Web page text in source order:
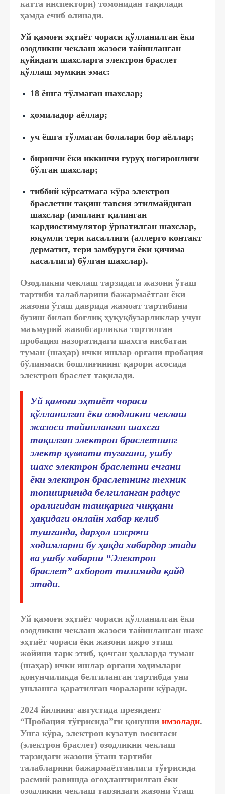
катта инспектори) томонидан тақилади
ҳамда ечиб олинади.
Уй қамоғи эҳтиёт чораси қўлланилган ёки
озодликни чеклаш жазоси тайинланган
қуйидаги шахсларга электрон браслет
қўллаш мумкин эмас:
18 ёшга тўлмаган шахслар;
ҳомиладор аёллар;
уч ёшга тўлмаган болалари бор аёллар;
биринчи ёки иккинчи гуруҳ ногиронлиги
бўлган шахслар;
тиббий кўрсатмага кўра электрон
браслетни тақиш тавсия этилмайдиган
шахслар (имплант қилинган
кардиостимулятор ўрнатилган шахслар,
юқумли тери касаллиги (аллерго контакт
дерматит, тери замбуруғи ёки қичима
касаллиги) бўлган шахслар).
Озодликни чеклаш тарзидаги жазони ўташ
тартиби талабларини бажармаётган ёки
жазони ўташ даврида жамоат тартибини
бузиш билан боғлиқ ҳуқуқбузарликлар учун
маъмурий жавобгарликка тортилган
пробация назоратидаги шахсга нисбатан
туман (шаҳар) ички ишлар органи пробация
бўлинмаси бошлиғининг қарори асосида
электрон браслет тақилади.
Уй қамоғи эҳтиёт чораси
қўлланилган ёки озодликни чеклаш
жазоси тайинланган шахсга
тақилган электрон браслетнинг
электр қуввати тугагани, ушбу
шахс электрон браслетни ечгани
ёки электрон браслетнинг техник
топшириғида белгиланган радиус
оралиғидан ташқарига чиққани
ҳақидаги онлайн хабар келиб
тушганда, дарҳол ижрочи
ходимларни бу ҳақда хабардор этади
ва ушбу хабарни “Электрон
браслет” ахборот тизимида қайд
этади.
Уй қамоғи эҳтиёт чораси қўлланилган ёки
озодликни чеклаш жазоси тайинланган шахс
эҳтиёт чораси ёки жазони ижро этиш
жойини тарк этиб, қочган ҳолларда туман
(шаҳар) ички ишлар органи ходимлари
қонунчиликда белгиланган тартибда уни
ушлашга қаратилган чораларни кўради.
2024 йилнинг августида президент
“Пробация тўғрисида”ги қонунни имзолади.
Унга кўра, электрон кузатув воситаси
(электрон браслет) озодликни чеклаш
тарзидаги жазони ўташ тартиби
талабларини бажармаётганлиги тўғрисида
расмий равишда огоҳлантирилган ёки
озодликни чеклаш тарзидаги жазони ўташ